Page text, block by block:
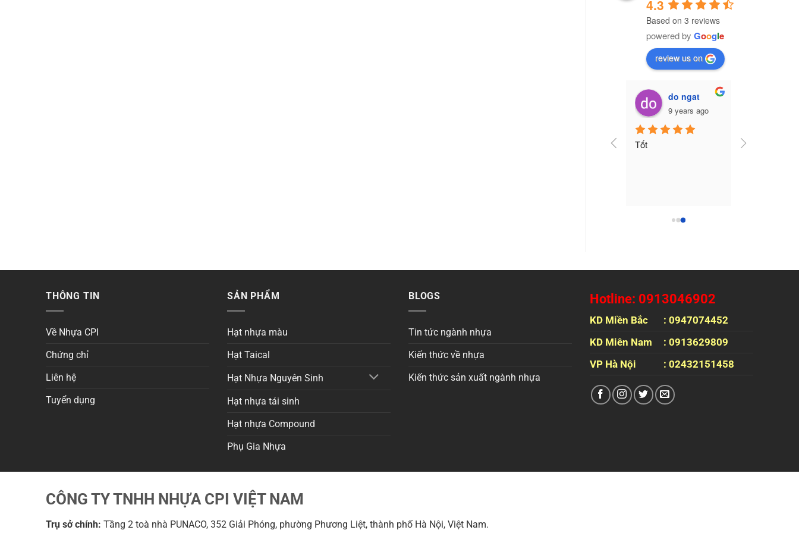
4.3
Based on 3 reviews
powered by Google
review us on
Công ty nhựa CPI Việt
do ngat
9 years ago
Tốt
THÔNG TIN
Về Nhựa CPI
Chứng chỉ
Liên hệ
Tuyển dụng
SẢN PHẨM
Hạt nhựa màu
Hạt Taical
Hạt Nhựa Nguyên Sinh
Hạt nhựa tái sinh
Hạt nhựa Compound
Phụ Gia Nhựa
BLOGS
Tin tức ngành nhựa
Kiến thức về nhựa
Kiến thức sản xuất ngành nhựa
Hotline: 0913046902
KD Miền Bắc
: 0947074452
KD Miên Nam
: 0913629809
VP Hà Nội
: 02432151458
CÔNG TY TNHH NHỰA CPI VIỆT NAM
Trụ sở chính: Tầng 2 toà nhà PUNACO, 352 Giải Phóng, phường Phương Liệt, thành phố Hà Nội, Việt Nam.